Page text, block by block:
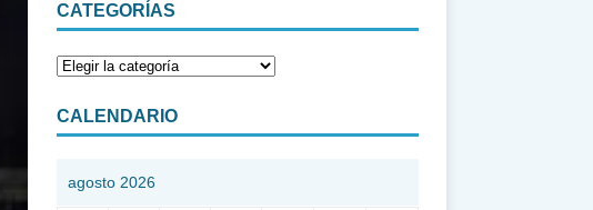
CATEGORÍAS
CALENDARIO
agosto 2026